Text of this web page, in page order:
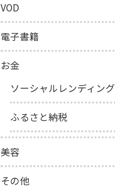
VOD
電子書籍
お金
ソーシャルレンディング
ふるさと納税
美容
その他